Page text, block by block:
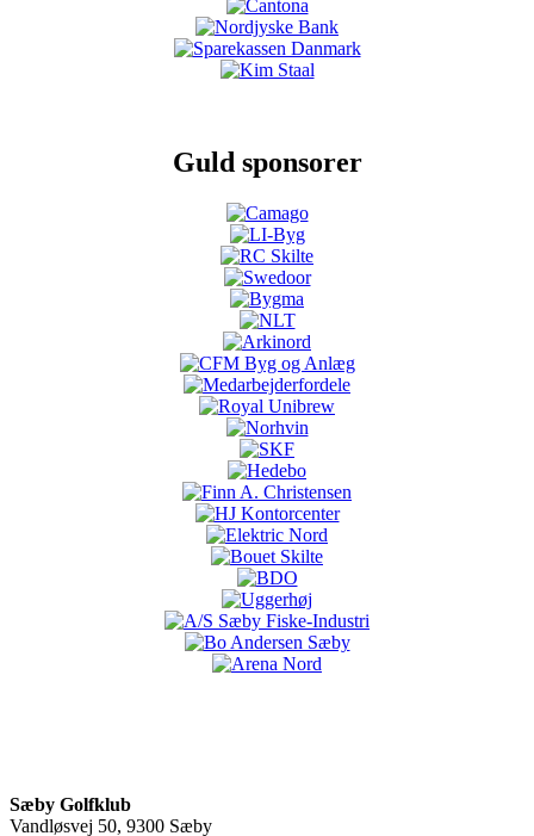
Guld sponsorer
Sæby Golfklub
Vandløsvej 50, 9300 Sæby